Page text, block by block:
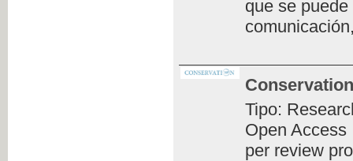
que se
Tipo:
Open Access
per review